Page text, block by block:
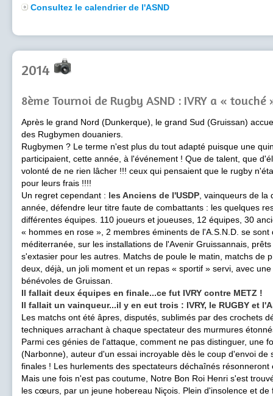
Consultez le calendrier de l'ASND
2014
8ème Tournoi de Rugby ASND : IVRY a «
Après le grand Nord (Dunkerque), le grand Sud (Gruissan)
des Rugbymen douaniers.
Rugbymen ? Le terme n'est plus du tout adapté puisque une
participaient, cette année, à l'événement ! Que de talent, que
volonté de ne rien lâcher !!! ceux qui pensaient que le rugby
pour leurs frais !!!!
Un regret cependant : les Anciens de l'USDP , vainqueurs de
année, défendre leur titre faute de combattants : les quelques
différentes équipes. 110 joueurs et joueuses, 12 équipes, 30
« hommes en rose », 2 membres éminents de l'A.S.N.D. se
méditerranée, sur les installations de l'Avenir Gruissannais,
s'extasier pour les autres. Matchs de poule le matin, matchs de
deux, déjà, un joli moment et un repas « sportif » servi, avec
bénévoles de Gruissan.
Il fallait deux équipes en finale...ce fut IVRY contre METZ !
Il fallait un vainqueur...il y en eut trois : IVRY, le RUGBY et
Les matchs ont été âpres, disputés, sublimés par des crochets
techniques arrachant à chaque spectateur des murmures
Parmi ces génies de l'attaque, comment ne pas distinguer, une
(Narbonne), auteur d'un essai incroyable dès le coup d'envoi de
finales ! Les hurlements des spectateurs déchaînés
Mais une fois n'est pas coutume, Notre Bon Roi Henri s'est
les cœurs, par un jeune hobereau Niçois. Plein d'insolence et de